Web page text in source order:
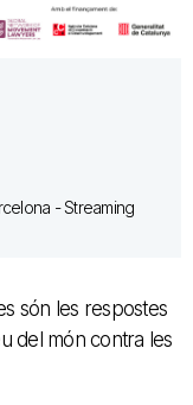
- Streaming
són les respostes
del món contra les